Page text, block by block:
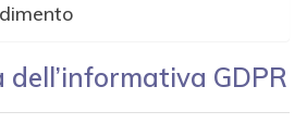
dell’informativa GDPR